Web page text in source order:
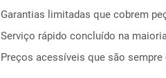
Garantias limitadas que cobrem
Serviço rápido concluído na
Preços acessíveis que são